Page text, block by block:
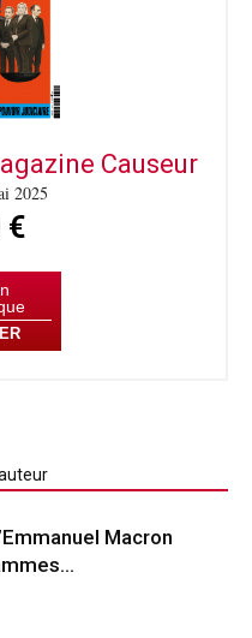
Causeur
2025
€
Macron